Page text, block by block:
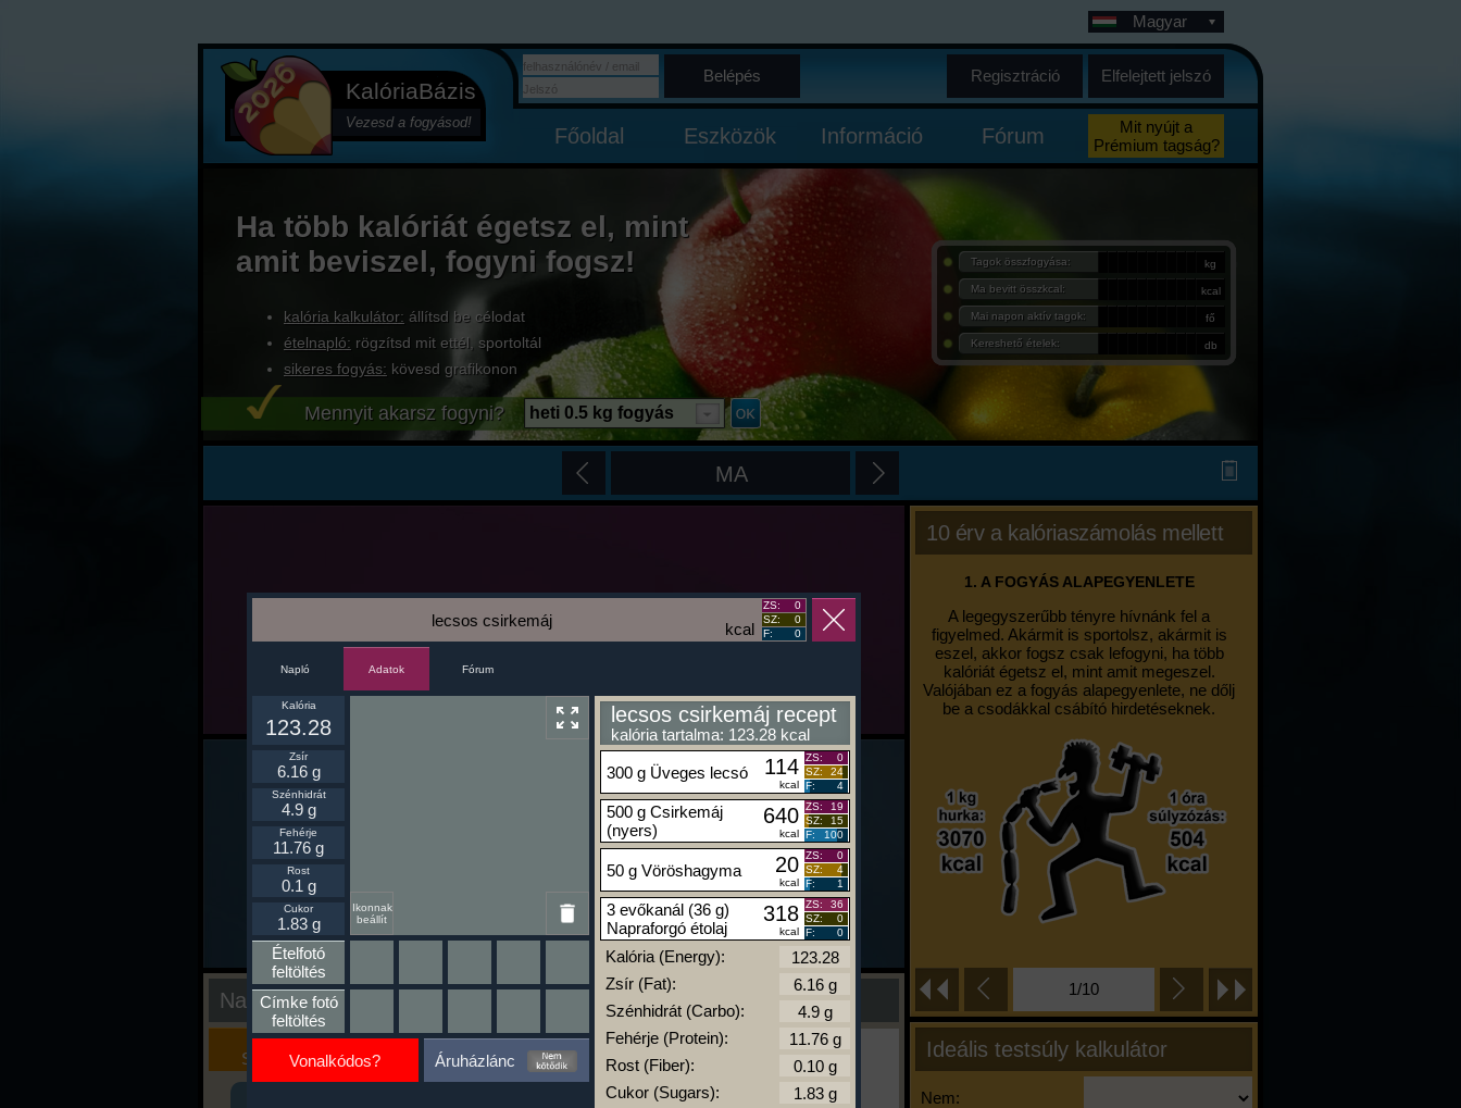
KalóriaBázis
Vezesd a fogyásod!
Magyar
Belépés Regisztráció Elfelejtett jelszó
Főoldal Eszközök Információ Fórum
Mit nyújt a
Prémium tagság?
Ha több kalóriát égetsz el, mint
amit beviszel, fogyni fogsz!
kalória kalkulátor: állítsd be célodat
ételnapló: rögzítsd mit ettél, sportoltál
sikeres fogyás: kövesd grafikonon
Tagok összfogyása: kg
Ma bevitt összkcal: kcal
Mai napon aktív tagok: fő
Kereshető ételek: db
Mennyit akarsz fogyni? heti 0.5 kg fogyás
MA
10 érv a kalóriaszámolás mellett
1. A FOGYÁS ALAPEGYENLETE
A legegyszerűbb tényre hívnánk fel a
figyelmed. Akármit is sportolsz, akármit is
eszel, akkor fogsz csak lefogyni, ha több
kalóriát égetsz el, mint amit megeszel.
Valójában ez a fogyás alapegyenlete, ne dőlj
be a csodákkal csábító hirdetéseknek.
1/10
Ideális testsúly kalkulátor
Nem:
Nap kiértékelése
Kalória
Szimulátor
Szöveges
Értékelés
Ha ma már nem eszel/sportolsz többet,
kattints a kiértékelésre!
A Kalória Szimulátor Prémium funkció.
kcal
lecsos csirkemáj
ZS:
0
SZ:
0
F:
0
Napló Adatok Fórum
Ikonnak
beállít
Kalória
123.28
Zsír
6.16 g
Szénhidrát
4.9 g
Fehérje
11.76 g
Rost
0.1 g
Cukor
1.83 g
Ételfotó
feltöltés
Címke fotó
feltöltés
Vonalkódos? Áruházlánc
lecsos csirkemáj recept
kalória tartalma: 123.28 kcal
300 g Üveges lecsó 114
kcal
ZS:
0
SZ:
24
F:
4
500 g Csirkemáj
(nyers)
640
kcal
ZS:
19
SZ:
15
F:
100
50 g Vöröshagyma 20
kcal
ZS:
0
SZ:
4
F:
1
3 evőkanál (36 g)
Napraforgó étolaj
318
kcal
ZS:
36
SZ:
0
F:
0
Kalória (Energy):
Zsír (Fat):
Szénhidrát (Carbo):
Fehérje (Protein):
Rost (Fiber):
Cukor (Sugars):